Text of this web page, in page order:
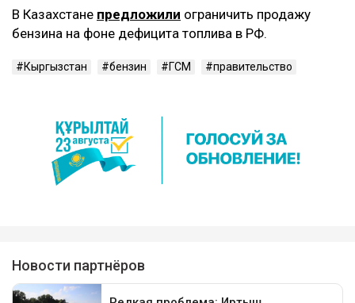
В Казахстане предложили ограничить продажу
бензина на фоне дефицита топлива в РФ.
Кыргызстан бензин ГСМ правительство